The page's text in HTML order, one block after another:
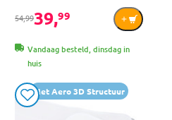
54,9939,99
Vandaag besteld, dinsdag in
huis
Met Aero 3D Structuur